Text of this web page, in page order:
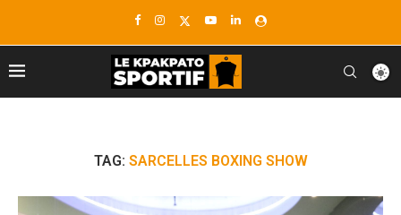
TAG: SARCELLES BOXING SHOW